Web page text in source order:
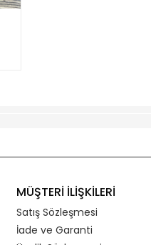
MÜŞTERİ İLİŞKİLERİ
Satış Sözleşmesi
İade ve Garanti